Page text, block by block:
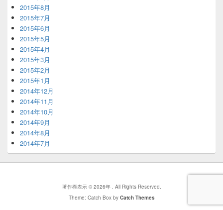
2015年8月
2015年7月
2015年6月
2015年5月
2015年4月
2015年3月
2015年2月
2015年1月
2014年12月
2014年11月
2014年10月
2014年9月
2014年8月
2014年7月
著作権表示 © 2026年
. All Rights Reserved.
Theme: Catch Box by Catch Themes